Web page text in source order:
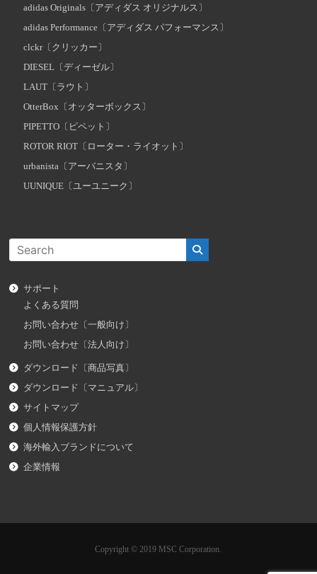
adidas Originals〔アディダス オリジナルス〕
adidas Performance〔アディダス パフォーマンス〕
clckr〔クリッカー〕
DIESEL〔ディーゼル〕
LAUT〔ラウト〕
OtterBox〔オッターボックス〕
PIPETTO〔ピペット〕
ROTOR RIOT〔ローター・ライオット〕
urbanista〔アーバニスタ〕
UUNIQUE〔ユーユニーク〕
サポート
よくある質問
お問い合わせ〔一般向け〕
お問い合わせ〔法人向け〕
ダウンロード〔商品写真〕
ダウンロード〔マニュアル〕
サイトマップ
個人情報保護方針
海外輸入ブランドについて
企業情報
Copyright © 2019 MSC Corporation.